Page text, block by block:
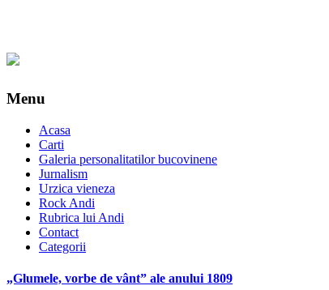
Menu
Acasa
Carti
Galeria personalitatilor bucovinene
Jurnalism
Urzica vieneza
Rock Andi
Rubrica lui Andi
Contact
Categorii
„Glumele, vorbe de vânt” ale anului 1809